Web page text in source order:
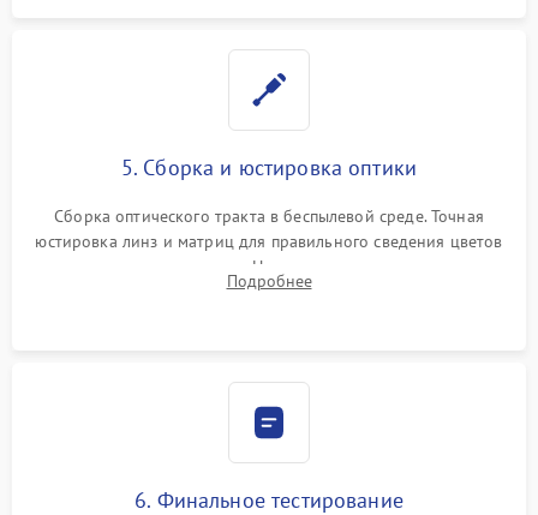
5. Сборка и юстировка оптики
Сборка оптического тракта в беспылевой среде. Точная
юстировка линз и матриц для правильного сведения цветов
и устранения размытия. Надежное подключение всех
шлейфов, установка датчиков и закрытие корпуса
Подробнее
6. Финальное тестирование